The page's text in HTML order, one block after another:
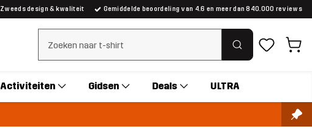
Zweeds design & kwaliteit Gemiddelde beoordeling van 4.6 en meer dan 840.000 reviews
Zoeken wissen
Activiteiten Gidsen Deals ULTRA